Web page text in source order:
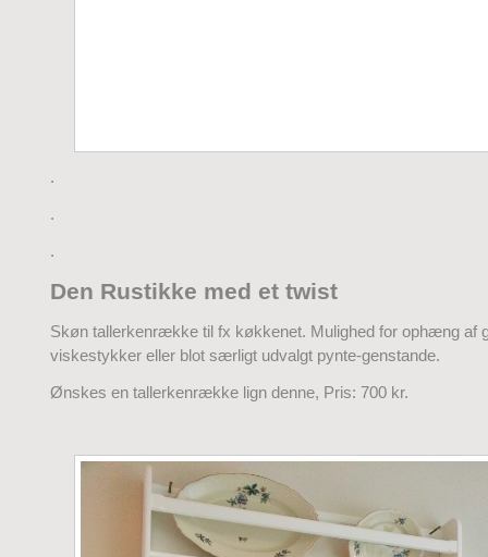
.
.
.
Den Rustikke med et twist
Skøn tallerkenrække til fx køkkenet. Mulighed for ophæng af
viskestykker eller blot særligt udvalgt pynte-genstande.
Ønskes en tallerkenrække lign denne, Pris: 700 kr.